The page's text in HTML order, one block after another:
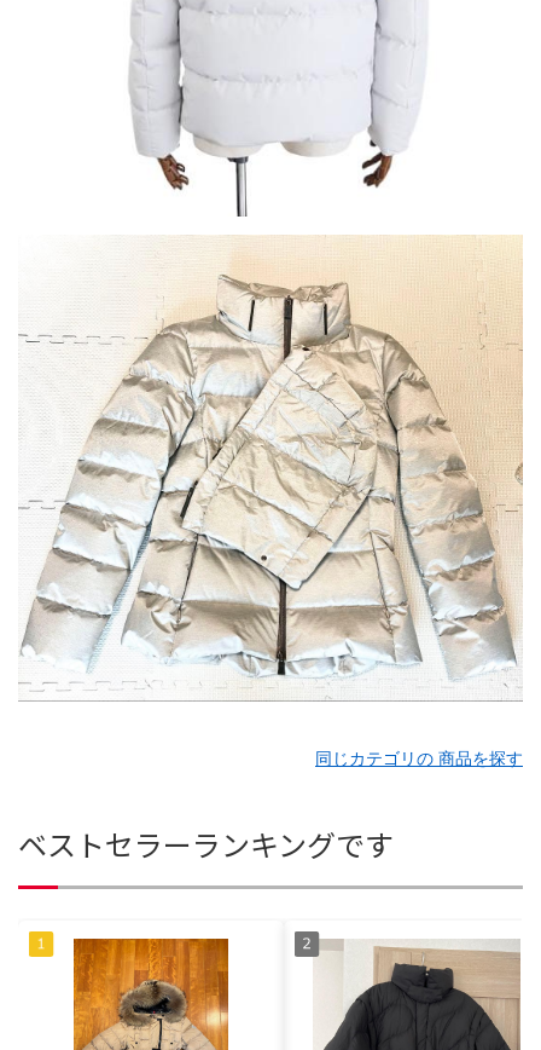
同じカテゴリの 商品を探す
ベストセラーランキングです